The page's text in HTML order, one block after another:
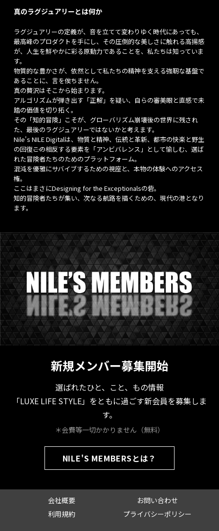
真のラグジュアリーとは何か
ラグジュアリーの定義が、音を立てて変わりゆく時代にあっても、
最高峰のプロダクトを手にし、その圧倒的な美しさに触れる高揚感
が、人生を鮮やかに彩る原動力であることを、私たちは知っていま
す。
物質的な豊かさが、依然として私たちの精神を支える強靭な基盤で
あることに、言を俟ちません。
真の贅沢はそこから始まります。
アルゴリズムが弾き出す「正解」を疑い、自らの審美眼と直感で未
踏の価値を切り拓く。
その「知的冒険」こそが、グローバリズム崩壊後の世界に残され
た、最後のラグジュアリーではないかと考えます。
Nile's NILE Digitalは、物質と精神、伝統と革新、都市の快楽と野生
の回復――この相反する要素を「アンビバレンス」として愉しむ、選ば
れた冒険者たちのためのプラットフォーム。
混沌を優雅にサバイブするための視座と、本物の体験へのアクセス
権。
ここはまさにDesigning for the Exceptionalsの砦。
知的冒険者たちが集い、次なる航路を描くための、現代の港となり
ます。
新規メンバー募集開始
選ばれたひと、こと、もの情報
「LUXE LIFE STYLE」をともに過ごす新会員を募集しま
す。
＊会費等一切かかりません（無料）
NILE'S MEMBERSとは？
会社概要
お問い合わせ
利用規約
プライバシーポリシー